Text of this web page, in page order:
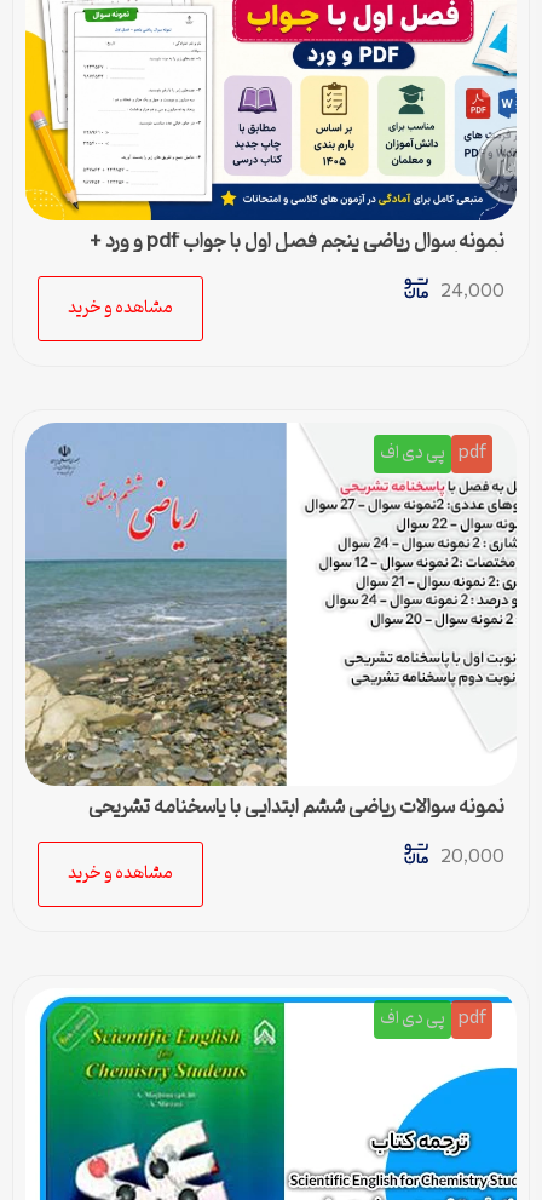
نمونه سوال ریاضی پنجم فصل اول با جواب pdf و ورد +
پاسخنامه
24,000
مشاهده و خرید
pdf پی دی اف
نمونه سوالات ریاضی ششم ابتدایی با پاسخنامه تشریحی
20,000
مشاهده و خرید
pdf پی دی اف